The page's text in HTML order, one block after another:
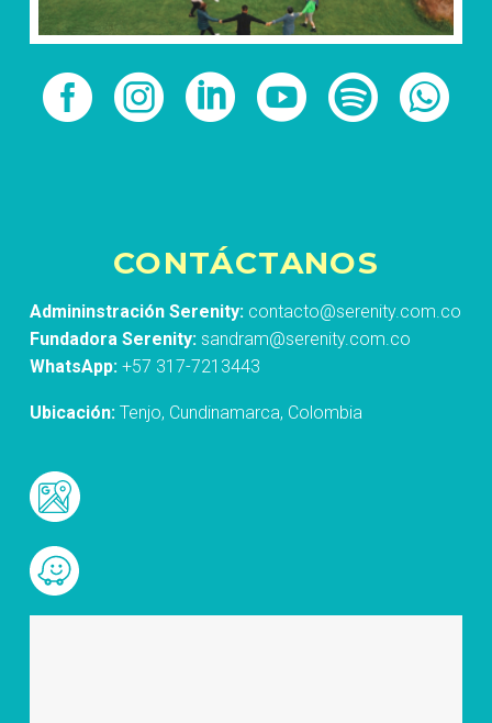
CONTÁCTANOS
Admininstración Serenity: contacto@serenity.com.co
Fundadora Serenity: sandram@serenity.com.co
WhatsApp: +57 317-7213443
Ubicación: Tenjo, Cundinamarca, Colombia